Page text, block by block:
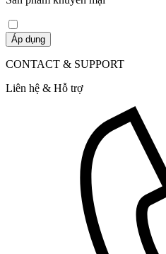
Áp dụng
CONTACT & SUPPORT
Liên hệ & Hỗ trợ